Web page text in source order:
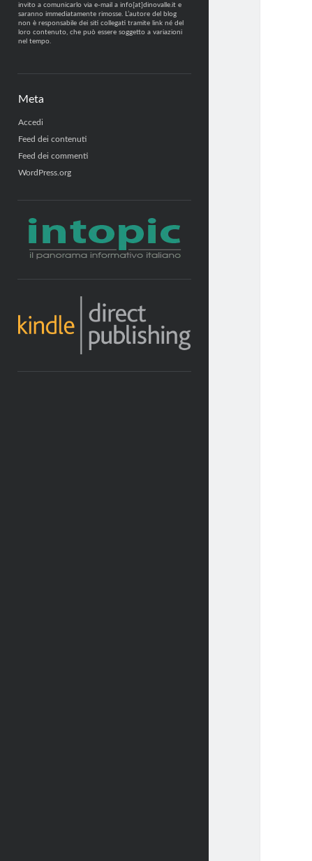
invito a comunicarlo via e-mail a info[at]dinovalle.it e
saranno immediatamente rimosse. L’autore del blog
non è responsabile dei siti collegati tramite link né del
loro contenuto, che può essere soggetto a variazioni
nel tempo.
Meta
Accedi
Feed dei contenuti
Feed dei commenti
WordPress.org